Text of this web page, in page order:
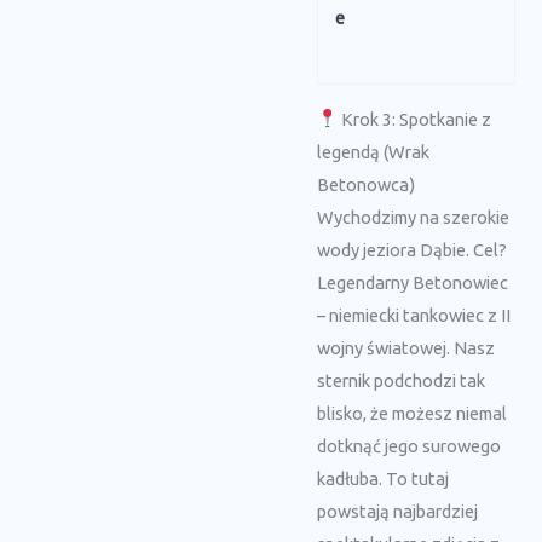
e
Krok 3: Spotkanie z
legendą (Wrak
Betonowca)
Wychodzimy na szerokie
wody jeziora Dąbie. Cel?
Legendarny Betonowiec
– niemiecki tankowiec z II
wojny światowej. Nasz
sternik podchodzi tak
blisko, że możesz niemal
dotknąć jego surowego
kadłuba. To tutaj
powstają najbardziej